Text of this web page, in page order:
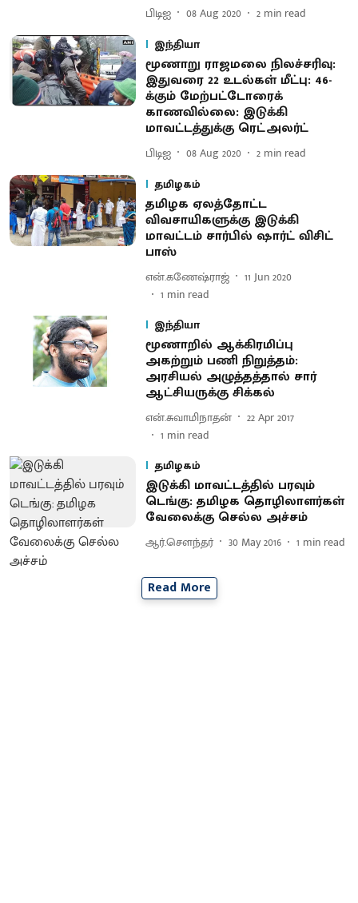
பிடிஐ 08 Aug 2020 2 min read
இந்தியா
மூணாறு ராஜமலை நிலச்சரிவு:
இதுவரை 22 உடல்கள் மீட்பு: 46-
க்கும் மேற்பட்டோரைக்
காணவில்லை: இடுக்கி
மாவட்டத்துக்கு ரெட்அலர்ட்
பிடிஐ 08 Aug 2020 2 min read
தமிழகம்
தமிழக ஏலத்தோட்ட
விவசாயிகளுக்கு இடுக்கி
மாவட்டம் சார்பில் ஷார்ட் விசிட்
பாஸ்
என்.கணேஷ்ராஜ்
11 Jun 2020
1 min read
இந்தியா
மூணாறில் ஆக்கிரமிப்பு
அகற்றும் பணி நிறுத்தம்:
அரசியல் அழுத்தத்தால் சார்
ஆட்சியருக்கு சிக்கல்
என்.சுவாமிநாதன்
22 Apr 2017
1 min read
தமிழகம்
இடுக்கி மாவட்டத்தில் பரவும்
டெங்கு: தமிழக தொழிலாளர்கள்
வேலைக்கு செல்ல அச்சம்
ஆர்.செளந்தர் 30 May 2016 1 min read
Read More